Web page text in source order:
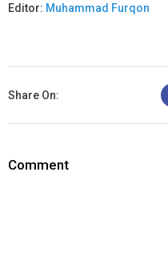
Editor: Muhammad Furqon
Share On:
Comment